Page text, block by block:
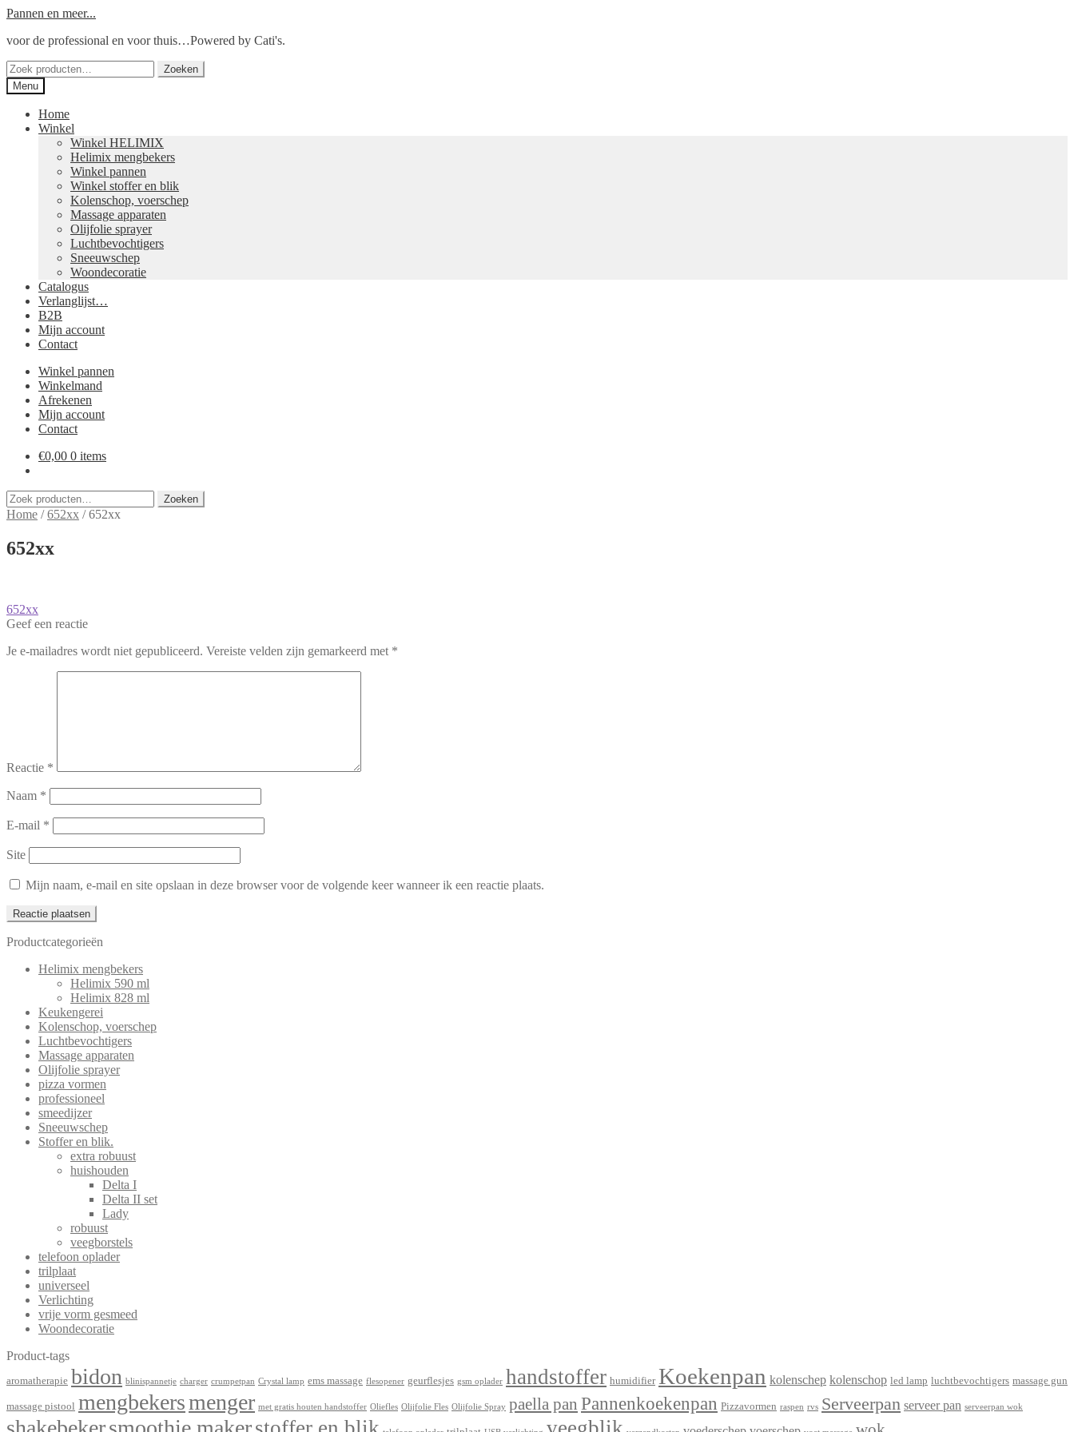
Ga
naar
Ga
de
Pannen en meer...
voor de professional en voor thuis…Powered by Cati's.
Zoeken
naar:
Zoeken
Menu
Home
Winkel
Winkel HELIMIX
Helimix mengbekers
Winkel pannen
Winkel stoffer en blik
Kolenschop, voerschep
Massage apparaten
Olijfolie sprayer
Luchtbevochtigers
Sneeuwschep
Woondecoratie
Catalogus
Verlanglijst…
B2B
Mijn account
Contact
Winkel pannen
Winkelmand
Afrekenen
Mijn account
Contact
€0,00 0 items
Zoeken
naar:
Zoeken
Home /652xx /652xx
652xx
Bericht
navigatie
Vorig
bericht:
652xx
Geef een reactie
Je e-mailadres wordt niet gepubliceerd. Vereiste velden zijn gemarkeerd met *
Reactie *
Naam *
E-mail *
Site
Mijn naam, e-mail en site opslaan in deze browser voor de volgende keer wanneer ik een reactie plaats.
Productcategorieën
Helimix mengbekers
Helimix 590 ml
Helimix 828 ml
Keukengerei
Kolenschop, voerschep
Luchtbevochtigers
Massage apparaten
Olijfolie sprayer
pizza vormen
professioneel
smeedijzer
Sneeuwschep
Stoffer en blik.
extra robuust
huishouden
Delta I
Delta II set
Lady
robuust
veegborstels
telefoon oplader
trilplaat
universeel
Verlichting
vrije vorm gesmeed
Woondecoratie
Product-tags
aromatherapie bidon blinispannetje charger crumpetpan Crystal lamp ems massage flesopener geurflesjes gsm oplader handstoffer humidifier Koekenpan kolenschep kolenschop led lamp luchtbevochtigers massage gun
massage pistool mengbekersmenger met gratis houten handstoffer Oliefles Olijfolie Fles Olijfolie Spray paella pan Pannenkoekenpan Pizzavormen raspen rvs Serveerpan serveer pan serveerpan wok